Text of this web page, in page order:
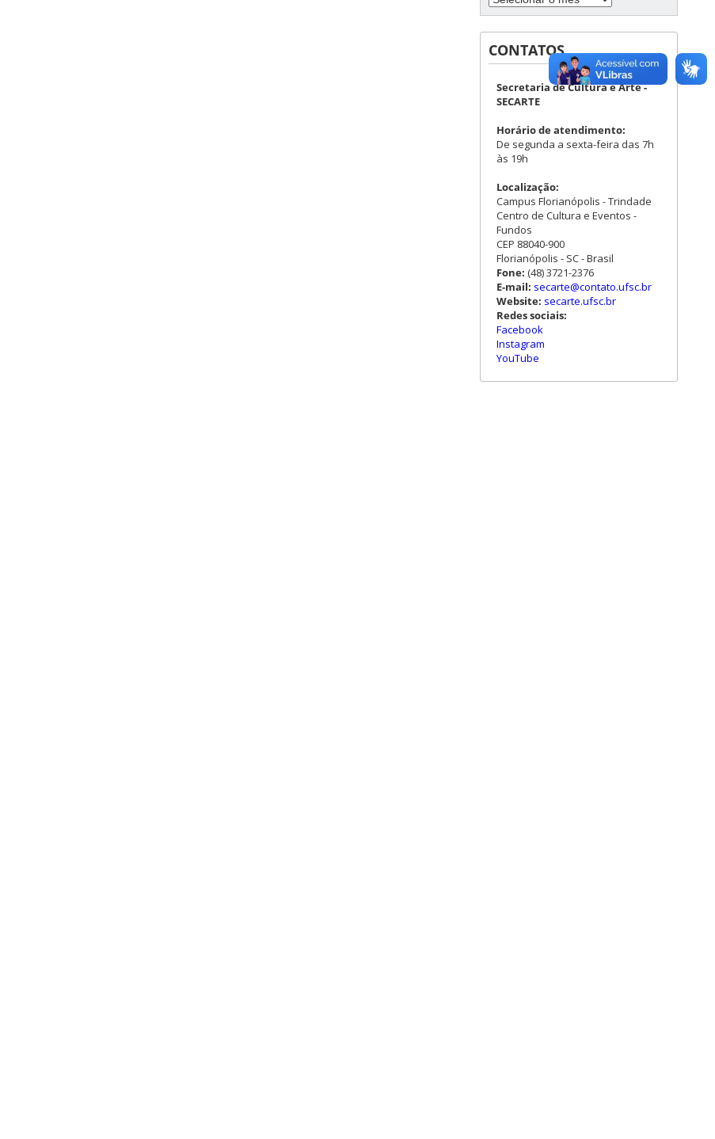
CONTATOS
Secretaria de Cultura e Arte -
SECARTE
Horário de atendimento:
De segunda a sexta-feira das 7h
às 19h
Localização:
Campus Florianópolis - Trindade
Centro de Cultura e Eventos -
Fundos
CEP 88040-900
Florianópolis - SC - Brasil
Fone: (48) 3721-2376
E-mail: secarte@contato.ufsc.br
Website: secarte.ufsc.br
Redes sociais:
Facebook
Instagram
YouTube